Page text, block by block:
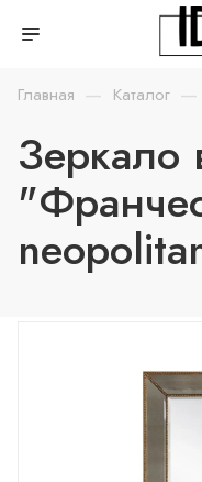
Главная — Каталог —
Зеркало